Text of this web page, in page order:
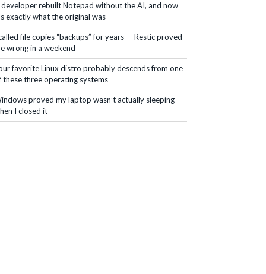
developer rebuilt Notepad without the AI, and now
exactly what the original was
file copies “backups” for years — Restic proved
wrong in a weekend
favorite Linux distro probably descends from one
these three operating systems
proved my laptop wasn’t actually sleeping
I closed it